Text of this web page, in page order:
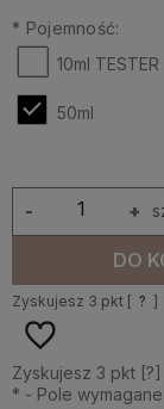
* Pojemność:
10ml TESTER
50ml
+
-
DO
Zyskujesz 3 pkt [ ? ]
Zyskujesz 3 pkt [?]
* - Pole wymagane